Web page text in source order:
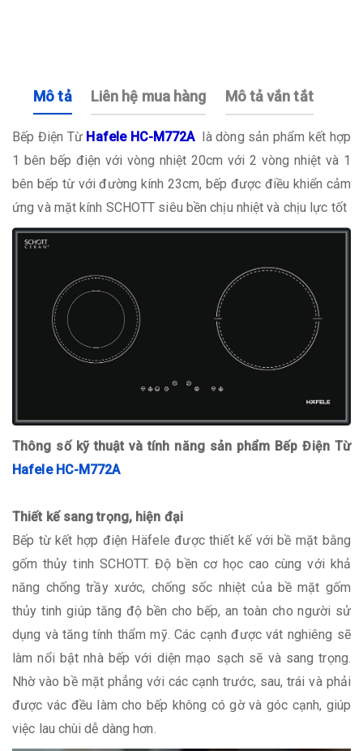
Mô tả Liên hệ mua hàng Mô tả vắn tắt
Bếp Điện Từ Hafele HC-M772A là dòng sản phẩm kết hợp
1 bên bếp điện với vòng nhiệt 20cm với 2 vòng nhiệt và 1
bên bếp từ với đường kính 23cm, bếp được điều khiển cảm
ứng và mặt kính SCHOTT siêu bền chịu nhiệt và chịu lực tốt
Thông số kỹ thuật và tính năng sản phẩm Bếp Điện Từ
Hafele HC-M772A
Thiết kế sang trọng, hiện đại
Bếp từ kết hợp điện Häfele được thiết kế với bề mặt bằng
gốm thủy tinh SCHOTT. Độ bền cơ học cao cùng với khả
năng chống trầy xước, chống sốc nhiệt của bề mặt gốm
thủy tinh giúp tăng độ bền cho bếp, an toàn cho người sử
dụng và tăng tính thẩm mỹ. Các cạnh được vát nghiêng sẽ
làm nổi bật nhà bếp với diện mạo sạch sẽ và sang trọng.
Nhờ vào bề mặt phẳng với các cạnh trước, sau, trái và phải
được vác đều làm cho bếp không có gờ và góc cạnh, giúp
việc lau chùi dễ dàng hơn.